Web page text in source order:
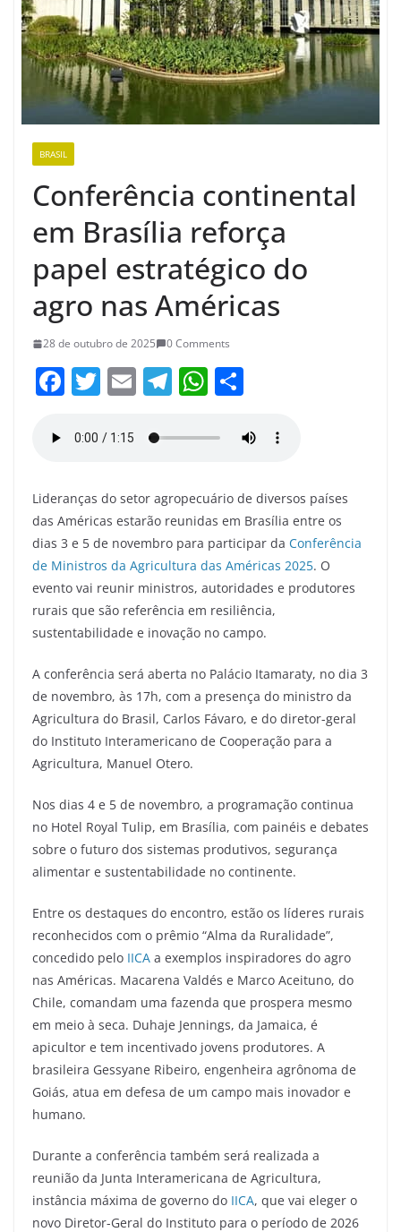
BRASIL
Conferência continental
em Brasília reforça
papel estratégico do
agro nas Américas
28 de outubro de 2025 0 Comments
F
c
b
o
o
k
T
itt
E
ai
T
e
a
m
W
at
A
p
p
ar
Lideranças do setor agropecuário de diversos países
das Américas estarão reunidas em Brasília entre os
dias 3 e 5 de novembro para participar da Conferência
de Ministros da Agricultura das Américas 2025. O
evento vai reunir ministros, autoridades e produtores
rurais que são referência em resiliência,
sustentabilidade e inovação no campo.
A conferência será aberta no Palácio Itamaraty, no dia 3
de novembro, às 17h, com a presença do ministro da
Agricultura do Brasil, Carlos Fávaro, e do diretor-geral
do Instituto Interamericano de Cooperação para a
Agricultura, Manuel Otero.
Nos dias 4 e 5 de novembro, a programação continua
no Hotel Royal Tulip, em Brasília, com painéis e debates
sobre o futuro dos sistemas produtivos, segurança
alimentar e sustentabilidade no continente.
Entre os destaques do encontro, estão os líderes rurais
reconhecidos com o prêmio “Alma da Ruralidade”,
concedido pelo IICA a exemplos inspiradores do agro
nas Américas. Macarena Valdés e Marco Aceituno, do
Chile, comandam uma fazenda que prospera mesmo
em meio à seca. Duhaje Jennings, da Jamaica, é
apicultor e tem incentivado jovens produtores. A
brasileira Gessyane Ribeiro, engenheira agrônoma de
Goiás, atua em defesa de um campo mais inovador e
humano.
Durante a conferência também será realizada a
reunião da Junta Interamericana de Agricultura,
instância máxima de governo do IICA, que vai eleger o
novo Diretor-Geral do Instituto para o período de 2026